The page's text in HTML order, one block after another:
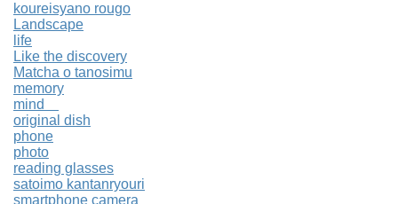
koureisyano rougo
Landscape
life
Like the discovery
Matcha o tanosimu
memory
mind
original dish
phone
photo
reading glasses
satoimo kantanryouri
smartphone camera